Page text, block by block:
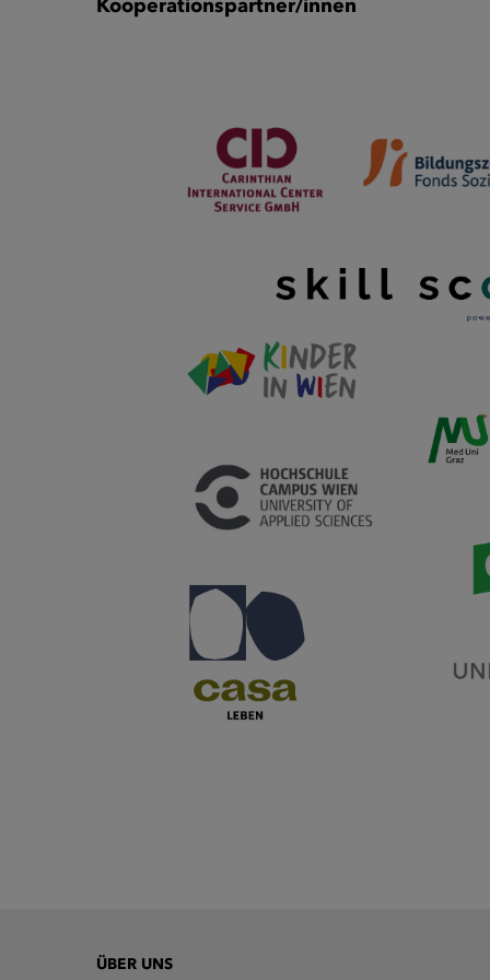
Kooperationspartner/innen
ÜBER UNS